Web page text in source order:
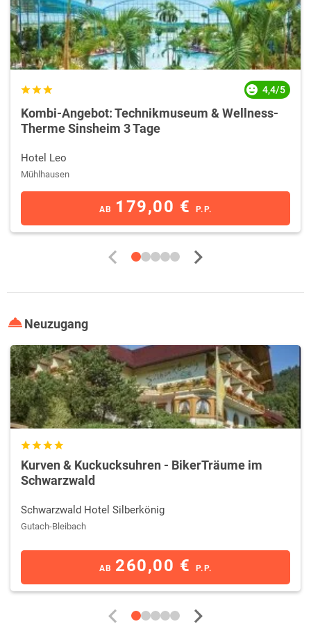
Es erwartet Urlauber ein buntes Programm an Führungen durch die
malerische Schwarzwaldlandschaft.
Urlauber finden inmitten der landschaftlichen Schönheit des Albtals
zahlreiche historische Schätze - vom imposanten Schloss bis hin zur
ideale Ausgangspunkte zu zahlreichen Highlights im Albtal, etwa die
Klosterruine Frauenalb, die Ruine St. Barbara-Kapelle, das Schloss
Ettlingen sowie die St. Martinskirche.
Ziegel-Sammlung bestaunen, während Sie das Kloster Bad Herrenalb
auf eine Zeitreise zurück in das 12. Jahrhundert mitnimmt.
4,4/5
Kombi-Angebot: Technikmuseum & Wellness-
Therme Sinsheim 3 Tage
Hotel Leo
Mühlhausen
AB 179,00 € P.P.
Neuzugang
Kurven & Kuckucksuhren - BikerTräume im
Schwarzwald
Schwarzwald Hotel Silberkönig
Gutach-Bleibach
AB 260,00 € P.P.